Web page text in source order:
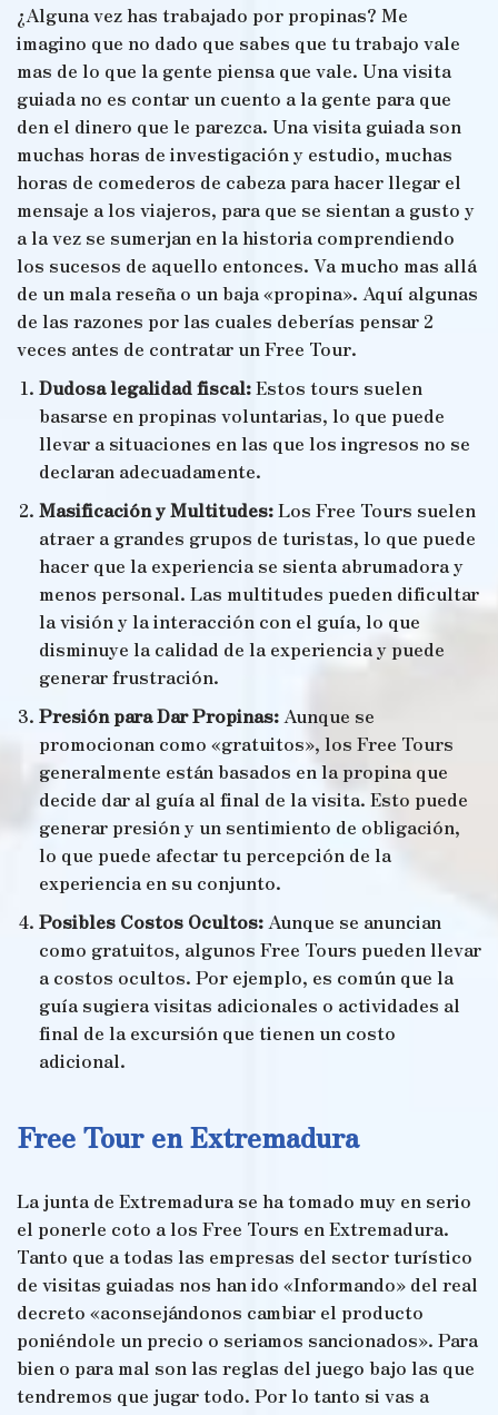
¿Alguna vez has trabajado por propinas? Me
imagino que no dado que sabes que tu trabajo vale
mas de lo que la gente piensa que vale. Una visita
guiada no es contar un cuento a la gente para que
den el dinero que le parezca. Una visita guiada son
muchas horas de investigación y estudio, muchas
horas de comederos de cabeza para hacer llegar el
mensaje a los viajeros, para que se sientan a gusto y
a la vez se sumerjan en la historia comprendiendo
los sucesos de aquello entonces. Va mucho mas allá
de un mala reseña o un baja «propina». Aquí algunas
de las razones por las cuales deberías pensar 2
veces antes de contratar un Free Tour.
Dudosa legalidad fiscal:Estos tours suelen
basarse en propinas voluntarias, lo que puede
llevar a situaciones en las que los ingresos no se
declaran adecuadamente.
Masificación y Multitudes:Los Free Tours suelen
atraer a grandes grupos de turistas, lo que puede
hacer que la experiencia se sienta abrumadora y
menos personal. Las multitudes pueden dificultar
la visión y la interacción con el guía, lo que
disminuye la calidad de la experiencia y puede
generar frustración.
Presión para Dar Propinas:Aunque se
promocionan como «gratuitos», los Free Tours
generalmente están basados ​​en la propina que
decide dar al guía al final de la visita. Esto puede
generar presión y un sentimiento de obligación,
lo que puede afectar tu percepción de la
experiencia en su conjunto.
Posibles Costos Ocultos:Aunque se anuncian
como gratuitos, algunos Free Tours pueden llevar
a costos ocultos. Por ejemplo, es común que la
guía sugiera visitas adicionales o actividades al
final de la excursión que tienen un costo
adicional.
Free Tour en Extremadura
La junta de Extremadura se ha tomado muy en serio
el ponerle coto a los Free Tours en Extremadura.
Tanto que a todas las empresas del sector turístico
de visitas guiadas nos han ido «Informando» del real
decreto «aconsejándonos cambiar el producto
poniéndole un precio o seriamos sancionados». Para
bien o para mal son las reglas del juego bajo las que
tendremos que jugar todo. Por lo tanto si vas a